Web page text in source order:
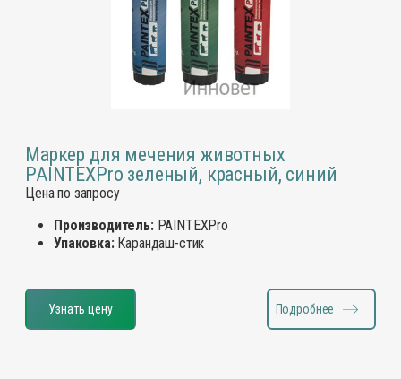
Маркер для мечения животных
PAINTEXPro зеленый, красный, синий
Цена по запросу
Производитель:PAINTEXPro
Упаковка:Карандаш-стик
Узнать цену Подробнее